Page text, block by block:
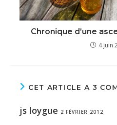
Chronique d’une
4 juin
CET ARTICLE A 3
js loygue 2 FÉVRIER 2012